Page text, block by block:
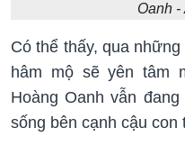
Oanh -
Có thể thấy, qua
hâm mộ sẽ yên tâm
Hoàng Oanh vẫn
sống bên cạnh cậu